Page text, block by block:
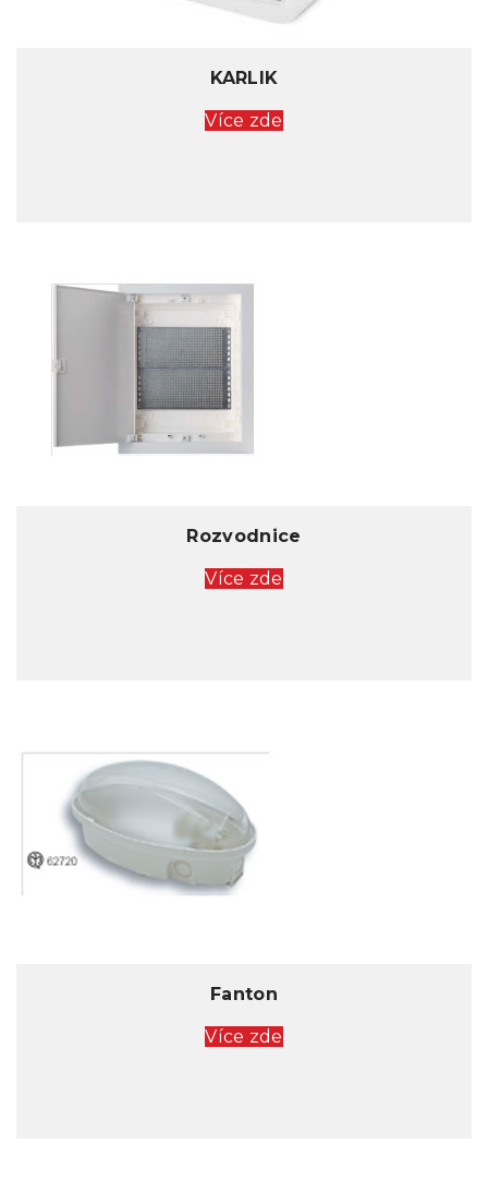
KARLIK
Více zde
Rozvodnice
Více zde
Fanton
Více zde